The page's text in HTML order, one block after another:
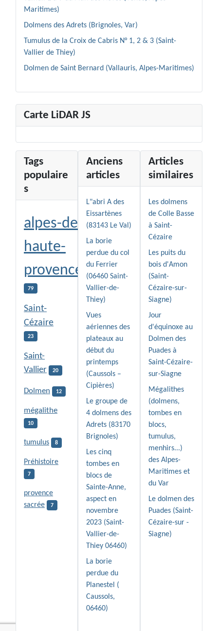
Maritimes)
Dolmens des Adrets (Brignoles, Var)
Tumulus de la Croix de Cabris N° 1, 2 & 3 (Saint-
Vallier de Thiey)
Dolmen de Saint Bernard (Vallauris, Alpes-Maritimes)
Carte LiDAR JS
Tags
populaire
s
alpes-de-
haute-
provence
79
Saint-
Cézaire
23
Saint-
Vallier
20
Dolmen 12
mégalithe
10
tumulus 8
Préhistoire
7
provence
sacrée
7
Anciens
articles
L"abri A des
Eissartènes
(83143 Le Val)
La borie
perdue du col
du Ferrier
(06460 Saint-
Vallier-de-
Thiey)
Vues
aériennes des
plateaux au
début du
printemps
(Caussols –
Cipières)
Le groupe de
4 dolmens des
Adrets (83170
Brignoles)
Les cinq
tombes en
blocs de
Sainte-Anne,
aspect en
novembre
2023 (Saint-
Vallier-de-
Thiey 06460)
La borie
perdue du
Planestel (
Caussols,
06460)
Articles
similaires
Les dolmens
de Colle Basse
à Saint-
Cézaire
Les puits du
bois d'Amon
(Saint-
Cézaire-sur-
Siagne)
Jour
d'équinoxe au
Dolmen des
Puades à
Saint-Cézaire-
sur-Siagne
Mégalithes
(dolmens,
tombes en
blocs,
tumulus,
menhirs...)
des Alpes-
Maritimes et
du Var
Le dolmen des
Puades (Saint-
Cézaire-sur -
Siagne)